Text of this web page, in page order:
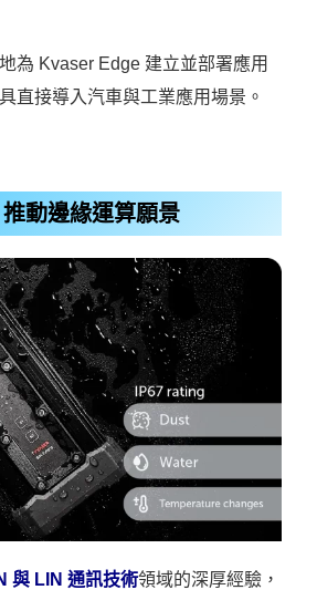
為 Kvaser Edge 建立並部署應用
直接導入汽車與工業應用場景。
動邊緣運算願景
與 LIN 通訊技術領域的深厚經驗，